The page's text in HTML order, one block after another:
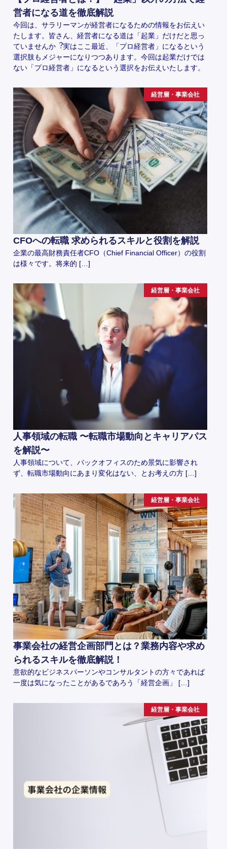
営者になる道を徹底解説
今回は、サラリーマンが経営者になるための情報をお伝えい
たします。皆さん、経営者になる道は「起業」だけだと思っ
ていませんか︖実はここ最近、「プロ経営者」になるという
選択肢もメジャーになりつつあります。今回は起業だけでは
ない「プロ経営者」になるという選択をお伝えいたします。
経営層・事業会社
CFOへの転職 求められるスキルと役割を解説
企業の最高財務責任者CFO（Chief Financial Officer）の役割
は様々です。将来的 […]
経営層・事業会社
人事領域の転職 〜転職市場動向とキャリアパス
を解説〜
人事領域について、バックオフィスのため景気に影響され
ず、転職市場動向にあまり変化はない、とお考えの方 […]
経営層・事業会社
事業会社の経営企画部門とは？業務内容や求め
られるスキルを徹底解説！
意欲的なビジネスパーソンやコンサルタントの方々であれば
一度は気になったことがあるであろう「経営企画」 […]
経営層・事業会社